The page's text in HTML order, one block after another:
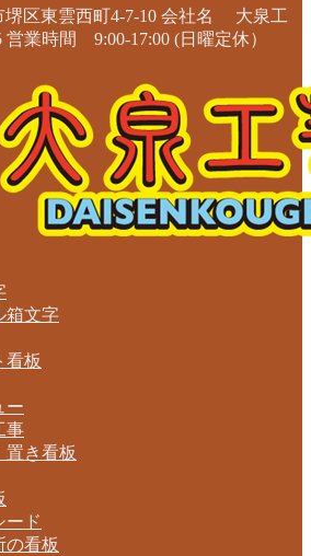
区東雲西町4-7-10 会社名 大泉工
業時間 9:00-17:00 (日曜定休）
箱文字
看板
ー
事
置き看板
ード
の看板